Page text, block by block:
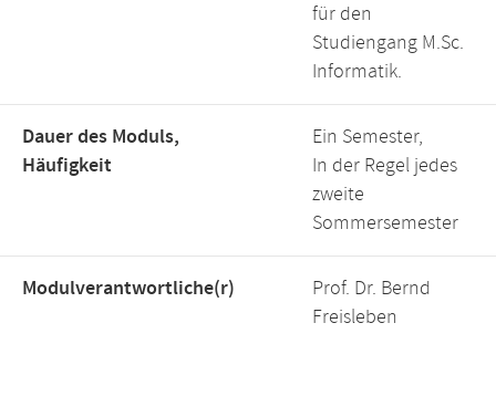
für den
Studiengang M.Sc.
Informatik.
Dauer des Moduls,
Häufigkeit
Ein Semester,
In der Regel jedes
zweite
Sommersemester
Modulverantwortliche(r)
Prof. Dr. Bernd
Freisleben